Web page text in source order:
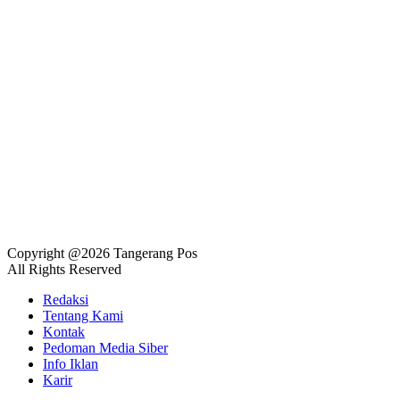
Copyright @2026 Tangerang Pos
All Rights Reserved
Redaksi
Tentang Kami
Kontak
Pedoman Media Siber
Info Iklan
Karir